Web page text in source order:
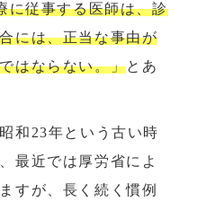
に従事する医師は、診
には、正当な事由が
はならない。」とあ
和23年という古い時
最近では厚労省によ
すが、長く続く慣例